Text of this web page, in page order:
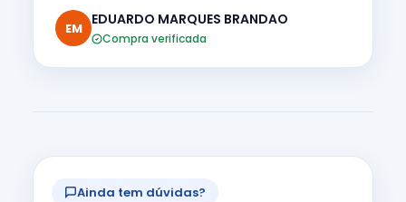
EM
EDUARDO MARQUES BRANDAO
Compra verificada
Ainda tem dúvidas?